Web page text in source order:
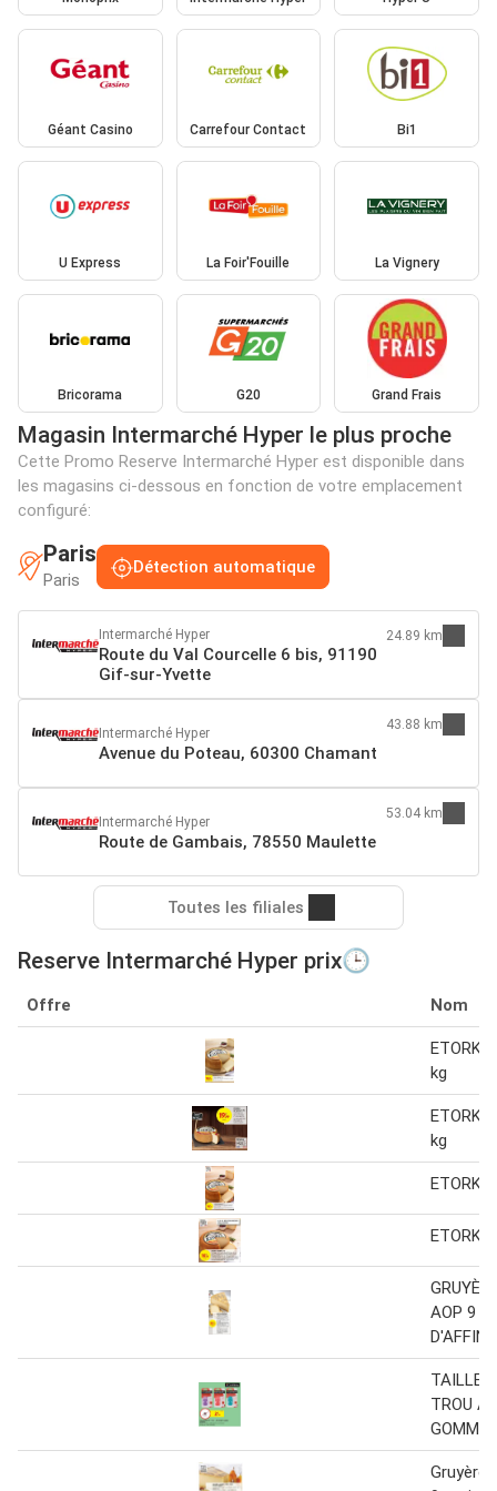
Géant Casino Carrefour Contact Bi1
U Express La Foir'Fouille La Vignery
Bricorama G20 Grand Frais
Magasin Intermarché Hyper le plus proche
Cette Promo Reserve Intermarché Hyper est disponible dans
les magasins ci-dessous en fonction de votre emplacement
configuré:
Paris
Paris
Détection automatique
Intermarché Hyper
Route du Val Courcelle 6 bis, 91190
Gif-sur-Yvette
24.89 km
Intermarché Hyper
Avenue du Poteau, 60300 Chamant
43.88 km
Intermarché Hyper
Route de Gambais, 78550 Maulette
53.04 km
Toutes les filiales
Reserve Intermarché Hyper prix🕒
Offre Nom
ETORKI
kg
ETORKI
kg
ETORKI
ETORKI
AOP 9
TAILLE
TROU A
GOMME
Gruyère